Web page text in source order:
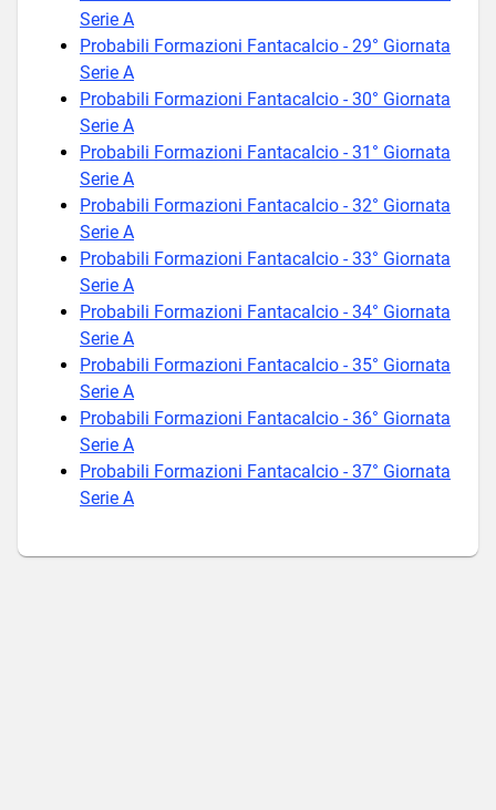
Serie A
Probabili Formazioni Fantacalcio - 29° Giornata
Serie A
Probabili Formazioni Fantacalcio - 30° Giornata
Serie A
Probabili Formazioni Fantacalcio - 31° Giornata
Serie A
Probabili Formazioni Fantacalcio - 32° Giornata
Serie A
Probabili Formazioni Fantacalcio - 33° Giornata
Serie A
Probabili Formazioni Fantacalcio - 34° Giornata
Serie A
Probabili Formazioni Fantacalcio - 35° Giornata
Serie A
Probabili Formazioni Fantacalcio - 36° Giornata
Serie A
Probabili Formazioni Fantacalcio - 37° Giornata
Serie A